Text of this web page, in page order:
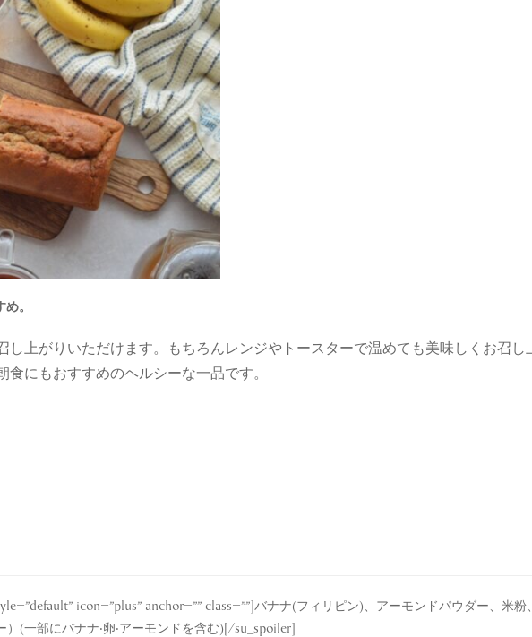
。
し上がりいただけます。もちろんレンジやトースターで温めても美味しくお召
にもおすすめのヘルシーな一品です。
icon=”plus” anchor=”” class=””]バナナ(フィリピン)、アーモンドパウダー、米
(⼀部にバナナ‧卵‧アーモンドを含む)[/su_spoiler]